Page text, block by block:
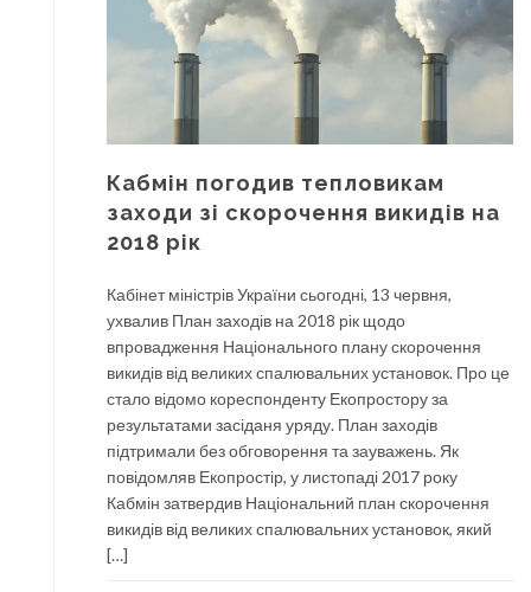
Кабмін погодив тепловикам
заходи зі скорочення викидів на
2018 рік
Кабінет міністрів України сьогодні, 13 червня,
ухвалив План заходів на 2018 рік щодо
впровадження Національного плану скорочення
викидів від великих спалювальних установок. Про це
стало відомо кореспонденту Екопростору за
результатами засіданя уряду. План заходів
підтримали без обговорення та зауважень. Як
повідомляв Екопростір, у листопаді 2017 року
Кабмін затвердив Національний план скорочення
викидів від великих спалювальних установок, який
[…]